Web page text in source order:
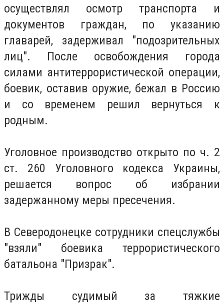
осуществлял осмотр транспорта и
документов граждан, по указанию
главарей, задерживал "подозрительных
лиц". После освобождения города
силами антитеррористической операции,
боевик, оставив оружие, бежал в Россию
и со временем решил вернуться к
родным.
Уголовное производство открыто по ч. 2
ст. 260 Уголовного кодекса Украины,
решается вопрос об избрании
задержанному меры пресечения.
В Северодонецке сотрудники спецслужбы
"взяли" боевика террористического
батальона "Призрак".
Трижды судимый за тяжкие